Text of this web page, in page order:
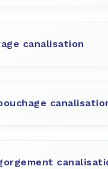
canalisation